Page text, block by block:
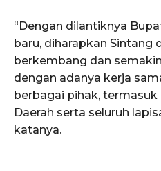
“Dengan dilantiknya
baru, diharapkan Sintang
berkembang dan
dengan adanya kerja
berbagai pihak, termasuk
Daerah serta seluruh
katanya.